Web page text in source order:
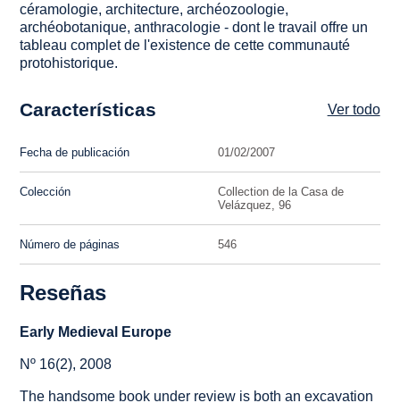
céramologie, architecture, archéozoologie,
archéobotanique, anthracologie - dont le travail offre un
tableau complet de l'existence de cette communauté
protohistorique.
Características Ver todo
Fecha de publicación 01/02/2007
Colección
Collection de la Casa de
Velázquez, 96
Número de páginas 546
Reseñas
Early Medieval Europe
Nº 16(2), 2008
The handsome book under review is both an excavation